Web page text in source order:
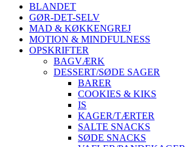
BLANDET
GØR-DET-SELV
MAD & KØKKENGREJ
MOTION & MINDFULNESS
OPSKRIFTER
BAGVÆRK
DESSERT/SØDE SAGER
BARER
COOKIES & KIKS
IS
KAGER/TÆRTER
SALTE SNACKS
SØDE SNACKS